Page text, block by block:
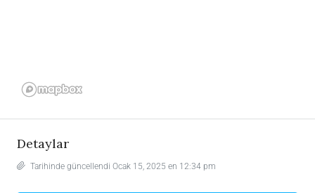
Detaylar
Tarihinde güncellendi Ocak 15, 2025 en 12:34 pm